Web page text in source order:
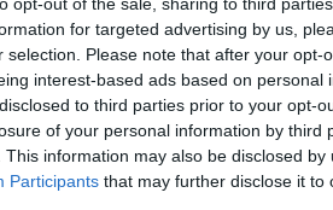
for targeted advertising by us,
selection. Please note that after your opt-
interest-based ads based on personal
to third parties prior to your opt-
of your personal information by third
This information may also be disclosed
Participants that may further disclose it to
son apparition du 8 juillet, être
petit vaisseau, chose assez
son œil droit.
été dévoilées à ce sujet. La
Middleton. La femme du prince